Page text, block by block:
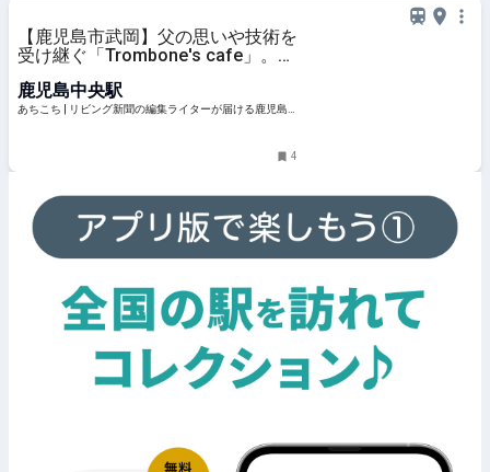
【鹿児島市武岡】父の思いや技術を
受け継ぐ「Trombone's cafe」。サ
ットサンドが人気 | あちこち | リビ
ング新聞の編集ライターが届ける鹿
鹿児島中央駅
あちこち | リビング新聞の編集ライターが届ける鹿児島
4